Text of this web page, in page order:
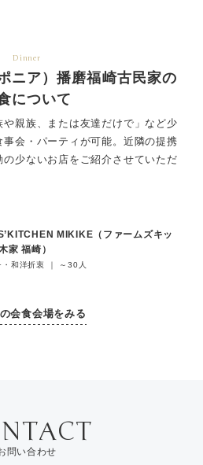
Dinner
ニア）播磨福崎古民家の
について
親族、または友達だけで」など少
会・パーティが可能。 近隣の提携
の少ないお店をご紹介させていただ
MIKIKE（ファームズキッ
家 福崎）
・和洋折衷 ｜ ～30人
会食会場をみる
問い合わせ